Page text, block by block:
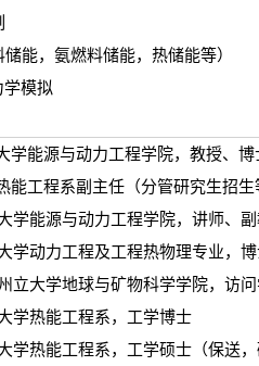
能，氨燃料储能，热储能等）
学模拟
能源与动力工程学院，教授、博
工程系副主任（分管研究生招
学能源与动力工程学院，讲师、
学动力工程及工程热物理专业，
立大学地球与矿物科学学院，访
学热能工程系，工学博士
学热能工程系，工学硕士（保送，